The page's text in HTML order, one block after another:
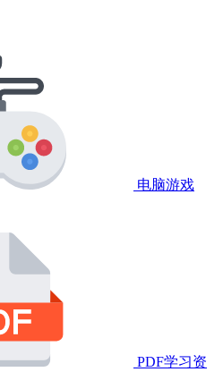
电脑游戏
PDF学习资